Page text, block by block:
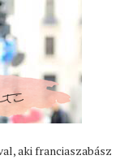
aki franciaszabász